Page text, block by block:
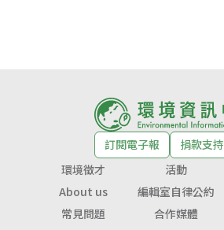
訂閱電子報
捐款支持
環境徵才
活動
About us
編輯室自律公約
常見問題
合作媒體